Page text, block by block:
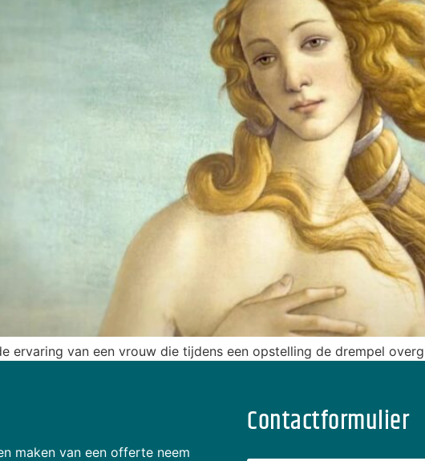
ervaring van een vrouw die tijdens een opstelling de drempel
maken van een offerte neem
Contactformulier